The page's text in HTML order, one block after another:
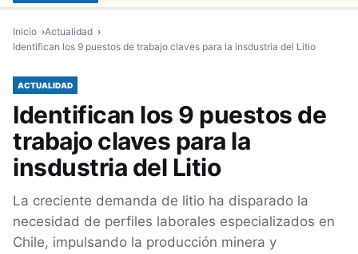
Inicio
Actualidad
Identifican los 9 puestos de trabajo claves para la insdustria del Litio
ACTUALIDAD
Identifican los 9 puestos de
trabajo claves para la
insdustria del Litio
La creciente demanda de litio ha disparado la
necesidad de perfiles laborales especializados en
Chile, impulsando la producción minera y